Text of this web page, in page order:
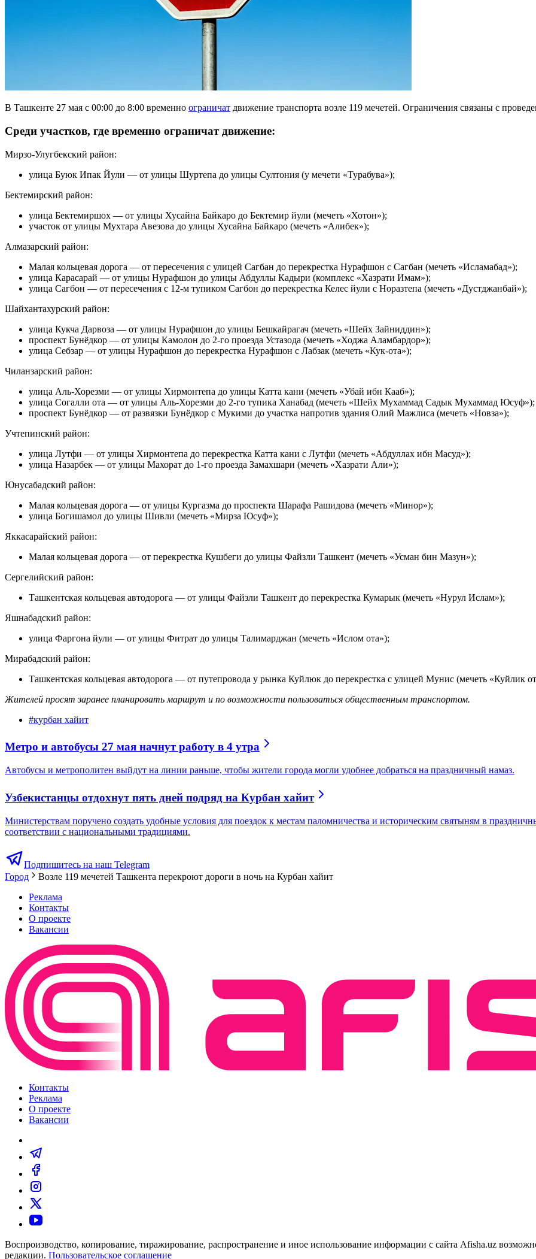
В Ташкенте 27 мая с 00:00 до 8:00 временно ограничат движение транспорта возле 119 мечетей. Ограничения связаны с
Среди участков, где временно ограничат движение:
Мирзо-Улугбекский район:
улица Буюк Ипак Йули — от улицы Шуртепа до улицы Султония (у мечети «Турабува»);
Бектемирский район:
улица Бектемиршох — от улицы Хусайна Байкаро до Бектемир йули (мечеть «Хотон»);
участок от улицы Мухтара Авезова до улицы Хусайна Байкаро (мечеть «Алибек»);
Алмазарский район:
Малая кольцевая дорога — от пересечения с улицей Сагбан до перекрестка Нурафшон c Сагбан (мечеть «Исламабад»);
улица Карасарай — от улицы Нурафшон до улицы Абдуллы Кадыри (комплекс «Хазрати Имам»);
улица Сагбон — от пересечения с 12-м тупиком Сагбон до перекрестка Келес йули c Норазтепа (мечеть «Дустджанбай»);
Шайхантахурский район:
улица Кукча Дарвоза — от улицы Нурафшон до улицы Бешкайрагач (мечеть «Шейх Зайниддин»);
проспект Бунёдкор — от улицы Камолон до 2-го проезда Устазода (мечеть «Ходжа Аламбардор»);
улица Себзар — от улицы Нурафшон до перекрестка Нурафшон c Лабзак (мечеть «Кук-ота»);
Чиланзарский район:
улица Аль-Хорезми — от улицы Хирмонтепа до улицы Катта кани (мечеть «Убай ибн Кааб»);
улица Согалли ота — от улицы Аль-Хорезми до 2-го тупика Ханабад (мечеть «Шейх Мухаммад Садык Мухаммад Юсуф»);
проспект Бунёдкор — от развязки Бунёдкор с Мукими до участка напротив здания Олий Мажлиса (мечеть «Новза»);
Учтепинский район:
улица Лутфи — от улицы Хирмонтепа до перекрестка Катта кани с Лутфи (мечеть «Абдуллах ибн Масуд»);
улица Назарбек — от улицы Махорат до 1-го проезда Замахшари (мечеть «Хазрати Али»);
Юнусабадский район:
Малая кольцевая дорога — от улицы Кургазма до проспекта Шарафа Рашидова (мечеть «Минор»);
улица Богишамол до улицы Шивли (мечеть «Мирза Юсуф»);
Яккасарайский район:
Малая кольцевая дорога — от перекрестка Кушбеги до улицы Файзли Ташкент (мечеть «Усман бин Мазун»);
Сергелийский район:
Ташкентская кольцевая автодорога — от улицы Файзли Ташкент до перекрестка Кумарык (мечеть «Нурул Ислам»);
Яшнабадский район:
улица Фаргона йули — от улицы Фитрат до улицы Талимарджан (мечеть «Ислом ота»);
Мирабадский район:
Ташкентская кольцевая автодорога — от путепровода у рынка Куйлюк до перекрестка с улицей Мунис (мечеть «Куйлик
Жителей просят заранее планировать маршрут и по возможности пользоваться общественным транспортом.
#курбан хайит
Метро и автобусы 27 мая начнут работу в 4 утра
Автобусы и метрополитен выйдут на линии раньше, чтобы жители города могли удобнее добраться на праздничный намаз.
Узбекистанцы отдохнут пять дней подряд на Курбан хайит
Министерствам поручено создать удобные условия для поездок к местам паломничества и историческим святыням в
соответствии с национальными традициями.
Подпишитесь на наш Telegram
Город
Возле 119 мечетей Ташкента перекроют дороги в ночь на Курбан хайит
Реклама
Контакты
О проекте
Вакансии
Контакты
Реклама
О проекте
Вакансии
Воспроизводство, копирование, тиражирование, распространение и иное использование информации с сайта Afisha.uz
редакции. Пользовательское соглашение